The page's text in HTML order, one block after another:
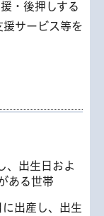
・後押しする
サービス等を
、出生日およ
ある世帯
出産し、出生